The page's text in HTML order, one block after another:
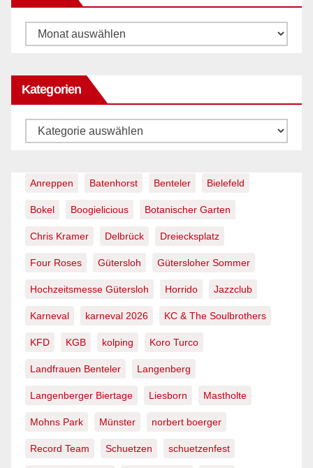
Archiv
Kategorien
Kategorien
Anreppen Batenhorst Benteler Bielefeld
Bokel Boogielicious Botanischer Garten
Chris Kramer Delbrück Dreiecksplatz
Four Roses Gütersloh Gütersloher Sommer
Hochzeitsmesse Gütersloh Horrido Jazzclub
Karneval karneval 2026 KC & The Soulbrothers
KFD KGB kolping Koro Turco
Landfrauen Benteler Langenberg
Langenberger Biertage Liesborn Mastholte
Mohns Park Münster norbert boerger
Record Team Schuetzen schuetzenfest